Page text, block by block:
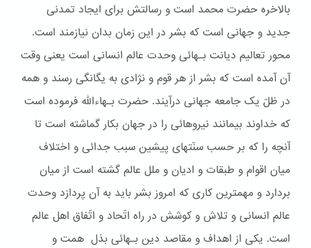
بالاخره حضرت محمد است و رسالتش برای ایجاد تمدنی
جدید و جهانی است که بشر در این زمان بدان نیازمند است.
محور تعالیم دیانت بـهائی وحدت عالم انسانی است یعنی وقت
آن آمده است که بشر از هر قوم و نژادی به یگانگی رسند و همه
در ظلّ یک جامعه جهانی درآیند. حضرت بـهاءالله فرموده است
که خداوند بیمانند نیروهائی را در جهان بکار گماشته است تا
آنچه را که بر حسب سنّتهای پیشین سبب جدائی و اختلاف
میان اقوام و طبقات و ادیان و ملل عالم گشته است از میان
بردارد و مهمترین کاری که امروز بشر باید به آن پردازد وحدت
عالم انسانی و تلاش و کوشش در راه اتّحاد و اتّفاق اهل عالم
است. یکی از اهداف و مقاصد دین بـهائی بذل همت و